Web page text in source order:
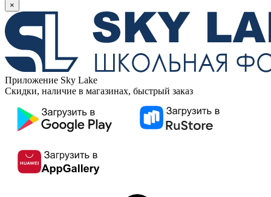
×
Приложение Sky Lake
Скидки, наличие в магазинах, быстрый заказ